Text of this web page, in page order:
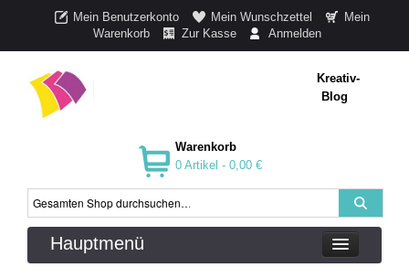
Mein Benutzerkonto Mein Wunschzettel
Mein
Warenkorb
Zur Kasse Anmelden
Kreativ-
Blog
Warenkorb
0 Artikel - 0,00 €
Hauptmenü